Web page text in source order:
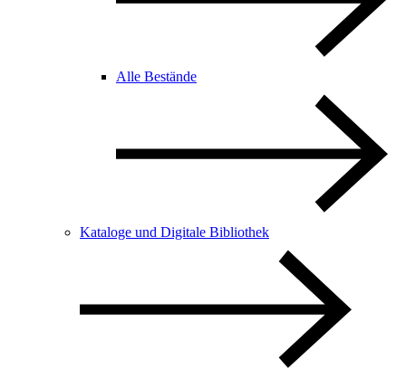
Alle Bestände
Kataloge und Digitale Bibliothek